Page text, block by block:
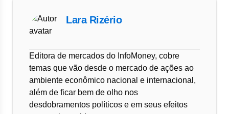
Lara Rizério
Editora de mercados do InfoMoney, cobre
temas que vão desde o mercado de ações ao
ambiente econômico nacional e internacional,
além de ficar bem de olho nos
desdobramentos políticos e em seus efeitos